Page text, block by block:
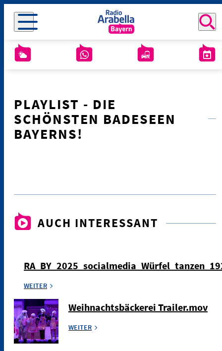
PLAYLIST - DIE
SCHÖNSTEN BADESEEN
BAYERNS!
AUCH INTERESSANT
WEITER
Weihnachtsbäckerei Trailer.mov
WEITER